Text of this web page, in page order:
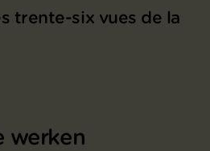
trente-six vues de la
werken